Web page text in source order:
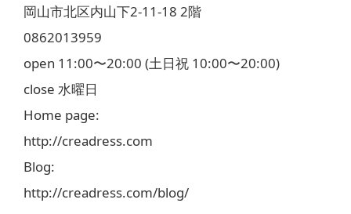
岡山市北区内山下2-11-18 2階
0862013959
open 11:00〜20:00 (土日祝 10:00〜20:00)
close 水曜日
Home page:
http://creadress.com
Blog:
http://creadress.com/blog/